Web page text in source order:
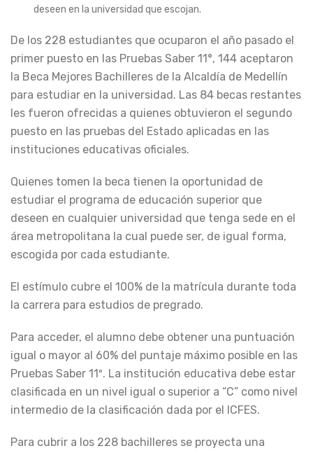
deseen en la universidad que escojan.
De los 228 estudiantes que ocuparon el año pasado el
primer puesto en las Pruebas Saber 11°, 144 aceptaron
la Beca Mejores Bachilleres de la Alcaldía de Medellín
para estudiar en la universidad. Las 84 becas restantes
les fueron ofrecidas a quienes obtuvieron el segundo
puesto en las pruebas del Estado aplicadas en las
instituciones educativas oficiales.
Quienes tomen la beca tienen la oportunidad de
estudiar el programa de educación superior que
deseen en cualquier universidad que tenga sede en el
área metropolitana la cual puede ser, de igual forma,
escogida por cada estudiante.
El estímulo cubre el 100% de la matrícula durante toda
la carrera para estudios de pregrado.
Para acceder, el alumno debe obtener una puntuación
igual o mayor al 60% del puntaje máximo posible en las
Pruebas Saber 11º. La institución educativa debe estar
clasificada en un nivel igual o superior a “C” como nivel
intermedio de la clasificación dada por el ICFES.
Para cubrir a los 228 bachilleres se proyecta una